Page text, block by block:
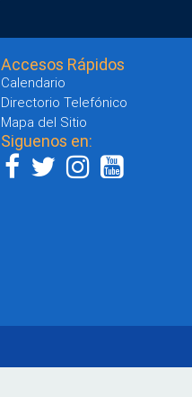
Accesos Rápidos
Calendario
Directorio Telefónico
Mapa del Sitio
Siguenos en: